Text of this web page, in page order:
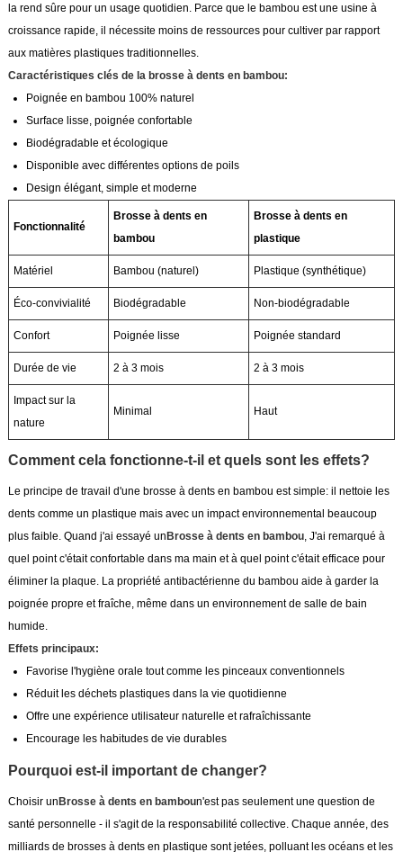
la rend sûre pour un usage quotidien. Parce que le bambou est une usine à
croissance rapide, il nécessite moins de ressources pour cultiver par rapport
aux matières plastiques traditionnelles.
Caractéristiques clés de la brosse à dents en bambou:
Poignée en bambou 100% naturel
Surface lisse, poignée confortable
Biodégradable et écologique
Disponible avec différentes options de poils
Design élégant, simple et moderne
Fonctionnalité
Brosse à dents en
bambou
Brosse à dents en
plastique
Matériel Bambou (naturel) Plastique (synthétique)
Éco-convivialité Biodégradable Non-biodégradable
Confort Poignée lisse Poignée standard
Durée de vie 2 à 3 mois 2 à 3 mois
Impact sur la
nature
Minimal Haut
Comment cela fonctionne-t-il et quels sont les effets?
Le principe de travail d'une brosse à dents en bambou est simple: il nettoie les
dents comme un plastique mais avec un impact environnemental beaucoup
plus faible. Quand j'ai essayé unBrosse à dents en bambou, J'ai remarqué à
quel point c'était confortable dans ma main et à quel point c'était efficace pour
éliminer la plaque. La propriété antibactérienne du bambou aide à garder la
poignée propre et fraîche, même dans un environnement de salle de bain
humide.
Effets principaux:
Favorise l'hygiène orale tout comme les pinceaux conventionnels
Réduit les déchets plastiques dans la vie quotidienne
Offre une expérience utilisateur naturelle et rafraîchissante
Encourage les habitudes de vie durables
Pourquoi est-il important de changer?
Choisir unBrosse à dents en bamboun'est pas seulement une question de
santé personnelle - il s'agit de la responsabilité collective. Chaque année, des
milliards de brosses à dents en plastique sont jetées, polluant les océans et les